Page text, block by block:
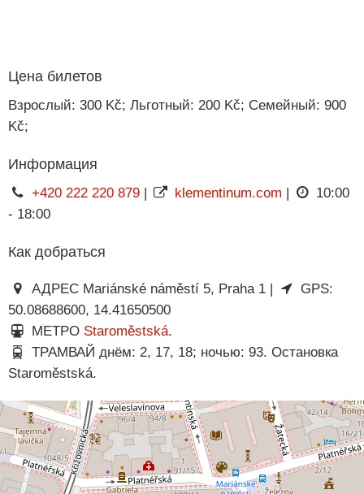
Цена билетов
Взрослый: 300 Kč; Льготный: 200 Kč; Семейный: 900
Kč;
Информация
+420 222 220 879| klementinum.com |
10:00
- 18:00
Как добраться
АДРЕС Mariánské náměstí 5, Praha 1 |
GPS:
50.08688600, 14.41650500
МЕТРО Staroměstská.
ТРАМВАЙ днём: 2, 17, 18; ночью: 93. Остановка
Staroměstská.